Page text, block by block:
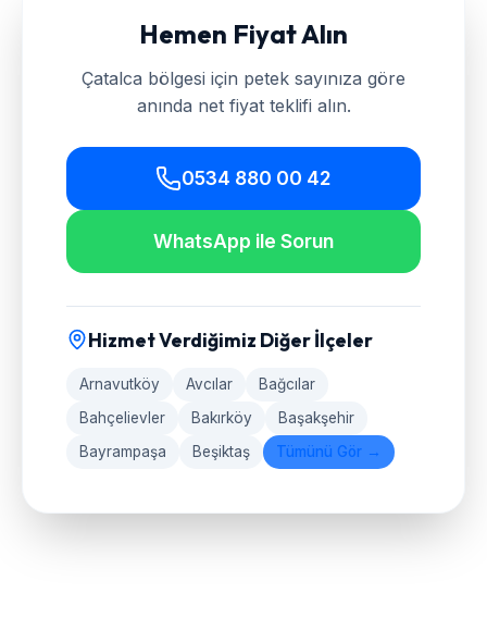
Hemen Fiyat Alın
Çatalca bölgesi için petek sayınıza göre
anında net fiyat teklifi alın.
0534 880 00 42
WhatsApp ile Sorun
Hizmet Verdiğimiz Diğer İlçeler
Arnavutköy Avcılar
Bağcılar
Bahçelievler
Bakırköy
Başakşehir
Bayrampaşa
Beşiktaş Tümünü Gör →